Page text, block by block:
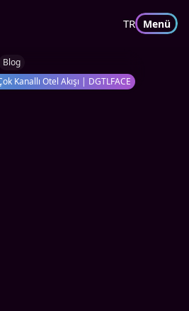
TR Menü
Blog
Kanallı Otel Akışı | DGTLFACE